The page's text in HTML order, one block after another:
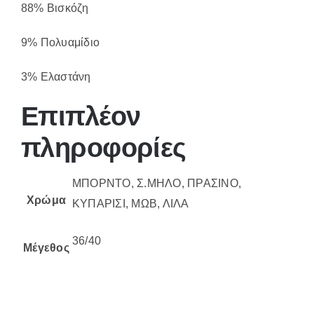
88% Βισκόζη
9% Πολυαμίδιο
3% Ελαστάνη
Επιπλέον
πληροφορίες
Χρώμα
ΜΠΟΡΝΤΟ, Σ.ΜΗΛΟ, ΠΡΑΣΙΝΟ,
ΚΥΠΑΡΙΣΙ, ΜΩΒ, ΛΙΛΑ
Μέγεθος
36/40